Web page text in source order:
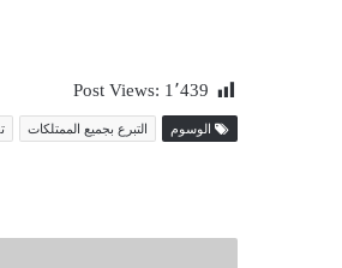
Post Views: 1٬439
الوسوم التبرع بجميع الممتلكات